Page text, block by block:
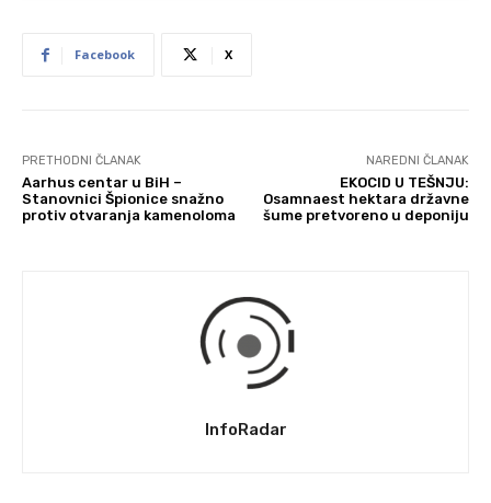
Facebook X
PRETHODNI ČLANAK
Aarhus centar u BiH –
Stanovnici Špionice snažno
protiv otvaranja kamenoloma
NAREDNI ČLANAK
EKOCID U TEŠNJU:
Osamnaest hektara državne
šume pretvoreno u deponiju
InfoRadar